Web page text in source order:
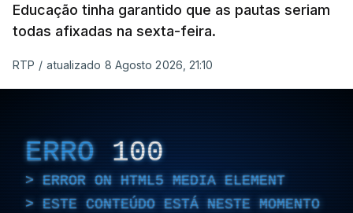
Educação tinha garantido que as pautas seriam
todas afixadas na sexta-feira.
RTP / atualizado 8 Agosto 2026, 21:10
ERRO 100
ERROR ON HTML5 MEDIA ELEMENT
ESTE CONTEÚDO ESTÁ NESTE MOMENTO